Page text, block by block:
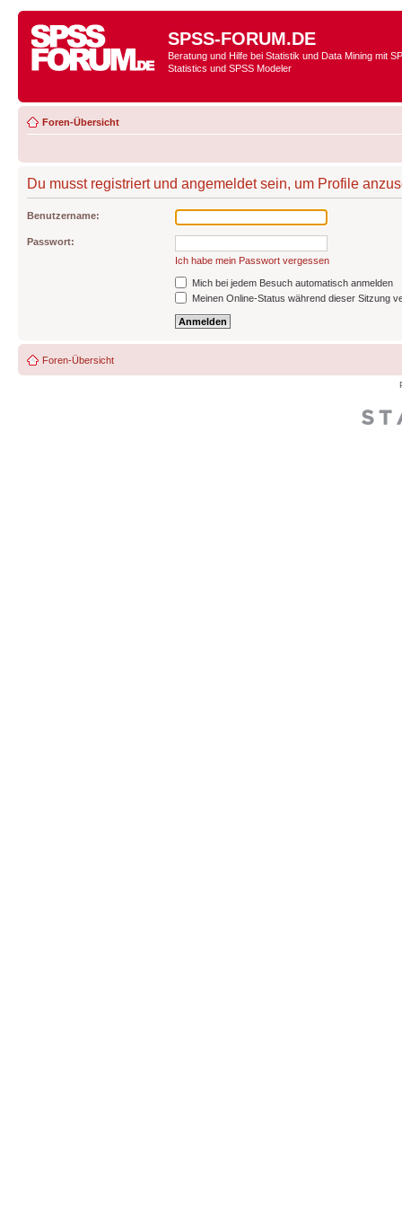
SPSS-FORUM.DE
Beratung und Hilfe bei Statistik und Data Mining mit
Statistics und SPSS Modeler
Foren-Übersicht
Du musst registriert und angemeldet sein, um Profile
Benutzername:
Passwort:
Ich habe mein Passwort vergessen
Mich bei jedem Besuch automatisch anmelden
Meinen Online-Status während dieser Sitzung
Foren-Übersicht